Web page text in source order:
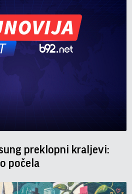
preklopni kraljevi:
počela